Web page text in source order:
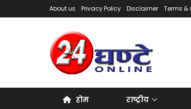
About us Privacy Policy Disclaimer Terms &
होम राष्ट्रीय